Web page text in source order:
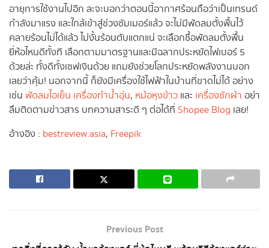
อายุการใช้งานไปอีก ละจะบอกว่าตอนนี้อากาศร้อนถือว่าเป็นเทรนด์
กำลังมาแรง และใกล้เข้าสู่ช่วงซัมเมอร์แล้ว จะไม่มีพัดลมตั้งพื้นไว้
คลายร้อนไม่ได้แล้ว ไม่งั้นร้อนตับแตกแน่ จะเลือกซื้อพัดลมตั้งพื้น
ยี่ห้อไหนดีทั้งที เลือกตามมาตรฐานและมีฉลากประหยัดไฟเบอร์ 5
ด้วยล่ะ ทั้งดีทั้งเซฟเงินด้วย แถมยังช่วยโลกประหยัดพลังงานบอก
เลยว่าคุ้ม! นอกจากนี้ ก็ยังมีเครื่องใช้ไฟฟ้าในบ้านที่ขาดไม่ได้ อย่าง
เช่น พัดลมไอเย็น เครื่องทำน้ำอุ่น, หม้อหุงข้าว และ เครื่องซักผ้า อย่า
ลืมติดตามข่าวสาร บทความสาระดี ๆ ต่อได้ที่ Shopee Blog เลย!
อ้างอิง : bestreview.asia, Freepik
Previous Post